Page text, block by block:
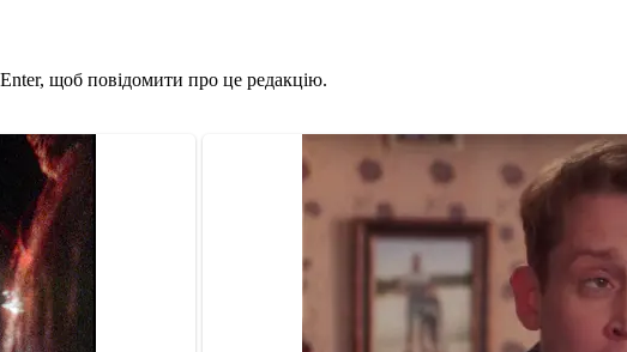
щоб повідомити про це редакцію.